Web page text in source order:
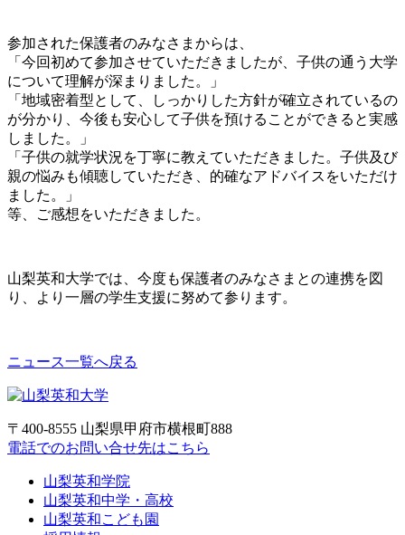
参加された保護者のみなさまからは、
「今回初めて参加させていただきましたが、子供の通う大学
について理解が深まりました。」
「地域密着型として、しっかりした方針が確立されているの
が分かり、今後も安心して子供を預けることができると実感
しました。」
「子供の就学状況を丁寧に教えていただきました。子供及び
親の悩みも傾聴していただき、的確なアドバイスをいただけ
ました。」
等、ご感想をいただきました。
山梨英和大学では、今度も保護者のみなさまとの連携を図
り、より一層の学生支援に努めて参ります。
ニュース一覧へ戻る
〒400-8555 山梨県甲府市横根町888
電話でのお問い合せ先はこちら
山梨英和学院
山梨英和中学・高校
山梨英和こども園